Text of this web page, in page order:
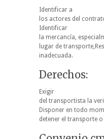
Identificar a
los actores del
Identificar
la mercancía,
lugar de
inadecuada.
Derechos:
Exigir
del transportista la
Disponer en todo
detener el transporte